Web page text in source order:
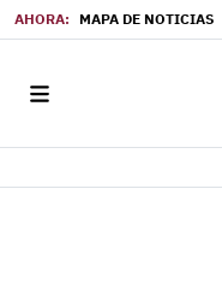
MAPA DE NOTICIAS